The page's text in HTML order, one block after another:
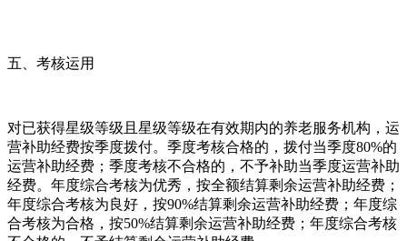
五、考核运用
对已获得星级等级且星级等级在有效期内的养老服务机构，运
营补助经费按季度拨付。季度考核合格的，拨付当季度80%的
运营补助经费；季度考核不合格的，不予补助当季度运营补助
经费。年度综合考核为优秀，按全额结算剩余运营补助经费；
年度综合考核为良好，按90%结算剩余运营补助经费；年度综
合考核为合格，按50%结算剩余运营补助经费；年度综合考核